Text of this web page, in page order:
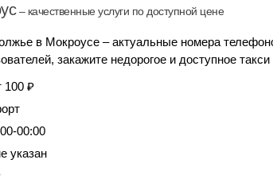
– качественные услуги по доступной цене
в Мокроусе – актуальные номера
закажите недорогое и доступное
100 ₽
00:00
указан